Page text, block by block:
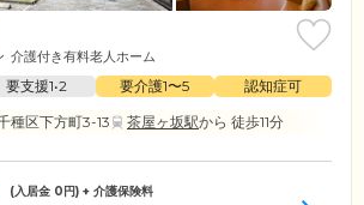
介護付き有料老人ホーム
要支援1•2 要介護1〜5
認知症可
種区下方町3-13
茶屋ヶ坂駅から 徒歩11分
(入居金 0円) + 介護保険料